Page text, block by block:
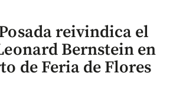
reivindica el
Bernstein en
de Feria de Flores